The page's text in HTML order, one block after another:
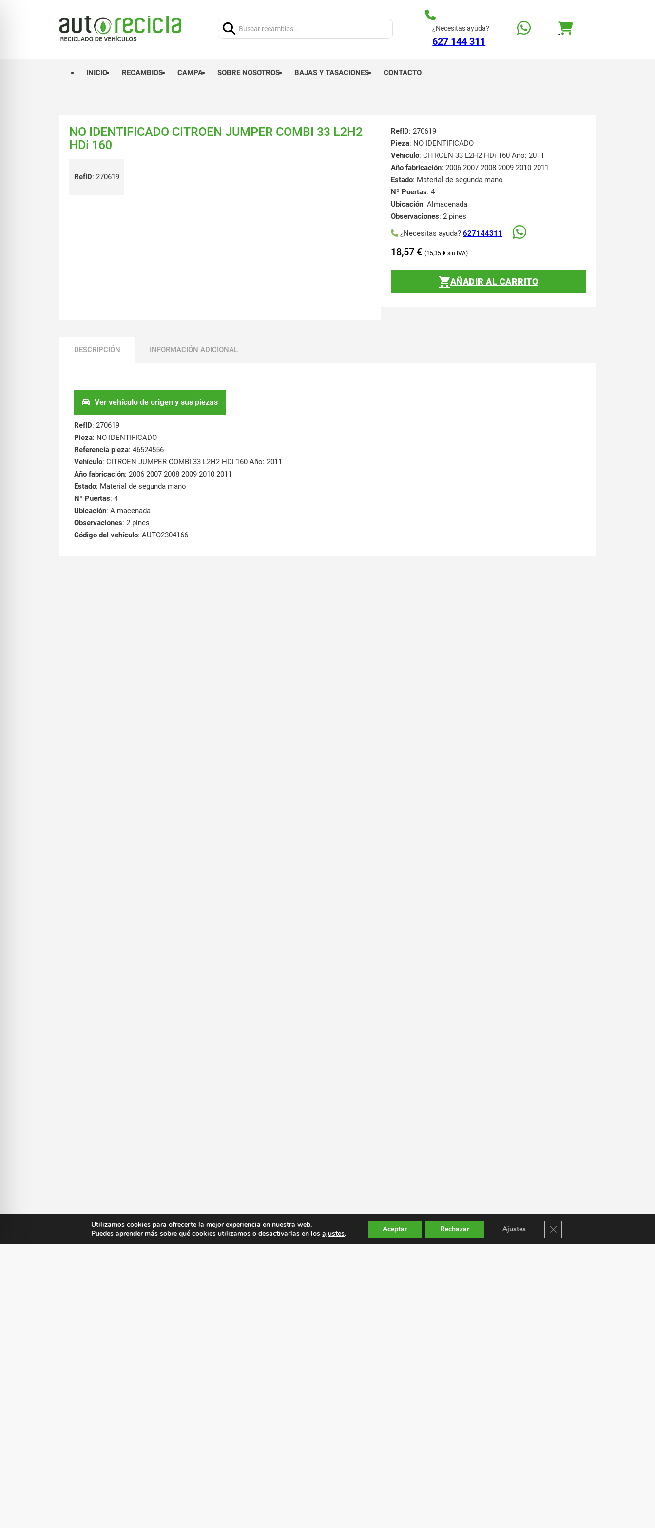
¿Necesitas ayuda?
627 144 311
INICIO RECAMBIOS CAMPA SOBRE NOSOTROS BAJAS Y TASACIONES CONTACTO
NO IDENTIFICADO CITROEN JUMPER COMBI 33 L2H2
HDi 160
RefID: 270619
RefID: 270619
Pieza: NO IDENTIFICADO
Vehículo: CITROEN 33 L2H2 HDi 160 Año: 2011
Año fabricación: 2006 2007 2008 2009 2010 2011
Estado: Material de segunda mano
Nº Puertas: 4
Ubicación: Almacenada
Observaciones: 2 pines
¿Necesitas ayuda? 627144311
18,57 € 15,35 €
AÑADIR AL CARRITO
DESCRIPCIÓN INFORMACIÓN ADICIONAL
Ver vehículo de origen y sus piezas
RefID: 270619
Pieza: NO IDENTIFICADO
Referencia pieza: 46524556
Vehículo: CITROEN JUMPER COMBI 33 L2H2 HDi 160 Año: 2011
Año fabricación: 2006 2007 2008 2009 2010 2011
Estado: Material de segunda mano
Nº Puertas: 4
Ubicación: Almacenada
Observaciones: 2 pines
Código del vehículo: AUTO2304166
Utilizamos cookies para ofrecerte la mejor experiencia en nuestra web.
Puedes aprender más sobre qué cookies utilizamos o desactivarlas en losajustes. Aceptar Rechazar Ajustes Cerrar el banner de cookies RGPD